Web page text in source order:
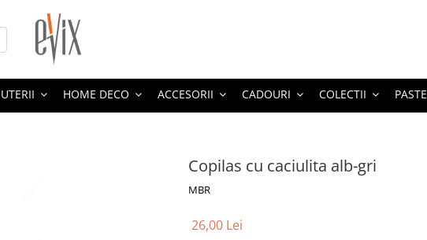
HOME DECO ACCESORII CADOURI COLECTII PASTE
Copilas cu caciulita alb-gri
MBR
26,00 Lei